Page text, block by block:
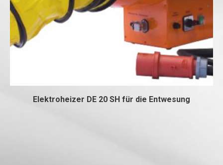
Elektroheizer DE 20 SH für die Entwesung